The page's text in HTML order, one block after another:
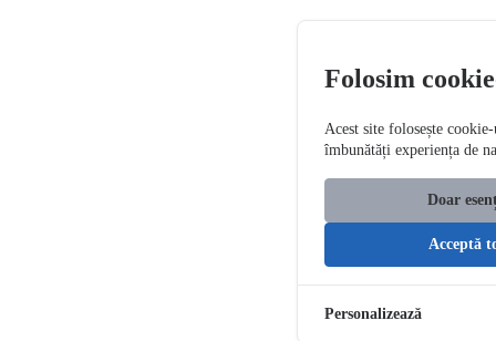
Folosim
Acest site folosește
îmbunătăți experiența de
Doar
Acceptă
Personalizează